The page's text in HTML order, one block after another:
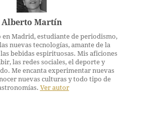
Alberto Martín
en Madrid, estudiante de periodismo,
nuevas tecnologías, amante de la
bebidas espirituosas. Mis aficiones
las redes sociales, el deporte y
Me encanta experimentar nuevas
nuevas culturas y todo tipo de
Ver autor